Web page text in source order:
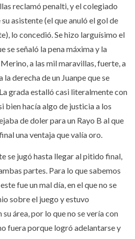
reclamó penalti, y el colegiado
asistente (el que anuló el gol de
lo concedió. Se hizo larguísimo el
se señaló la pena máxima y la
a las mil maravillas, fuerte, a
derecha de un Juanpe que se
grada estalló casi literalmente con
bien hacía algo de justicia a los
de doler para un Rayo B al que
una ventaja que valía oro.
se jugó hasta llegar al pitido final,
partes. Para lo que sabemos
fue un mal día, en el que no se
sobre el juego y estuvo
área, por lo que no se vería con
fuera porque logró adelantarse y